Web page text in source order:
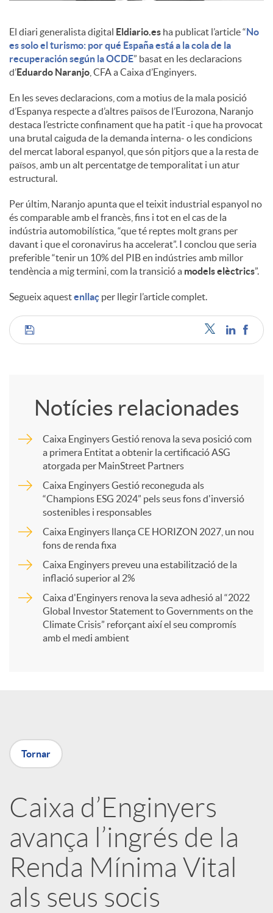
c
o
n
t
i
n
g
u
t
El diari generalista digital Eldiario.es ha publicat l’article “No
es solo el turismo: por qué España está a la cola de la
recuperación según la OCDE” basat en les declaracions
d’Eduardo Naranjo , CFA a Caixa d’Enginyers.
En les seves declaracions, com a motius de la mala posició
d’Espanya respecte a d’altres països de l’Eurozona, Naranjo
destaca l’estricte confinament que ha patit -i que ha provocat
una brutal caiguda de la demanda interna- o les condicions
del mercat laboral espanyol, que són pitjors que a la resta de
països, amb un alt percentatge de temporalitat i un atur
estructural.
Per últim, Naranjo apunta que el teixit industrial espanyol no
és comparable amb el francès, fins i tot en el cas de la
indústria automobilística, “que té reptes molt grans per
davant i que el coronavirus ha accelerat”. I conclou que seria
preferible “tenir un 10% del PIB en indústries amb millor
tendència a mig termini, com la transició a models elèctrics”.
Segueix aquestenllaç per llegir l’article complet.
C
r
X
a
r
x
e
Notícies relacionades
Caixa Enginyers Gestió renova la seva posició com
a primera Entitat a obtenir la certificació ASG
atorgada per MainStreet Partners
Caixa Enginyers Gestió reconeguda als
“Champions ESG 2024” pels seus fons d'inversió
sostenibles i responsables
Caixa Enginyers llança CE HORIZON 2027, un nou
fons de renda fixa
Caixa Enginyers preveu una estabilització de la
inflació superior al 2%
Caixa d'Enginyers renova la seva adhesió al “2022
Global Investor Statement to Governments on the
Climate Crisis” reforçant així el seu compromís
amb el medi ambient
Tornar
Caixa d’Enginyers
avança l’ingrés de la
Renda Mínima Vital
als seus socis